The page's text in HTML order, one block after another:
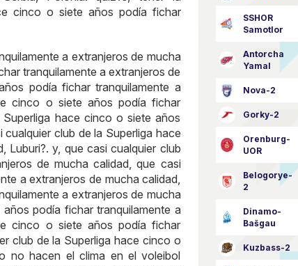
cinco o siete años podía fichar
a extranjeros de mucha
tranquilamente a extranjeros de
podía fichar tranquilamente a
cinco o siete años podía fichar
hace cinco o siete años
club de la Superliga hace
Luburi?. y, que casi cualquier club
de mucha calidad, que casi
a extranjeros de mucha calidad,
a extranjeros de mucha
podía fichar tranquilamente a
cinco o siete años podía fichar
club de la Superliga hace cinco o
no hacen el clima en el voleibol
SSHOR
Samotlor
Antorcha
Yamal
Nova-2
Gorky-2
Orenburg-
UOR
Belogorye-
2
Dinamo-
Bašgau
Kuzbass-2